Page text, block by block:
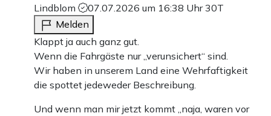
Lindblom
07.07.2026 um 16:38 Uhr30T
Melden
Klappt ja auch ganz gut.
Wenn die Fahrgäste nur „verunsichert“ sind.
Wir haben in unserem Land eine Wehrfaftigkeit
die spottet jedeweder Beschreibung.
Und wenn man mir jetzt kommt „naja, waren vor